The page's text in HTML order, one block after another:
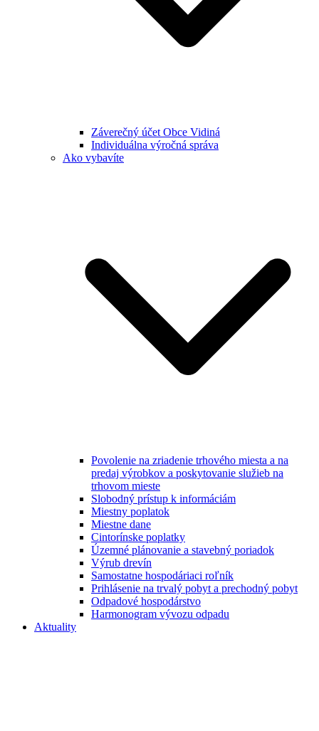
Záverečný účet Obce Vidiná
Individuálna výročná správa
Ako vybavíte
Povolenie na zriadenie trhového miesta a na
predaj výrobkov a poskytovanie služieb na
trhovom mieste
Slobodný prístup k informáciám
Miestny poplatok
Miestne dane
Cintorínske poplatky
Územné plánovanie a stavebný poriadok
Výrub drevín
Samostatne hospodáriaci roľník
Prihlásenie na trvalý pobyt a prechodný pobyt
Odpadové hospodárstvo
Harmonogram vývozu odpadu
Aktuality